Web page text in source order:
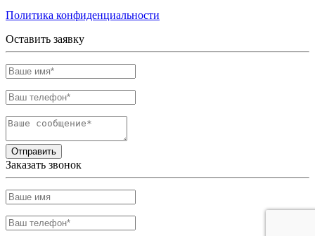
Политика конфиденциальности
Оставить заявку
Отправить
Заказать звонок